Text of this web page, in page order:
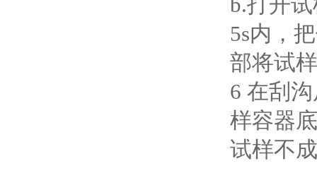
b.打开
5s内，
部将试
6 在刮
样容器
试样不